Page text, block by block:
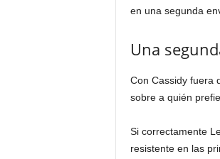
en una segunda
Una
Con Cassidy fuera
sobre a quién
Si correctamente
resistente en las